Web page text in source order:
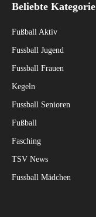
Beliebte Kategorie
Fußball Aktiv
Fussball Jugend
Fussball Frauen
Kegeln
Fussball Senioren
Fußball
Fasching
TSV News
Fussball Mädchen